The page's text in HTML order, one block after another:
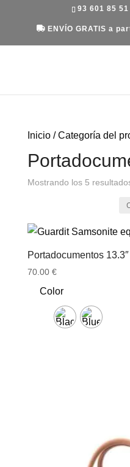
93 601 85 51
ENVÍO GRATIS a
Inicio/ Categoría del
Mostrando los 5
Portadocumentos
70.00 €
Color